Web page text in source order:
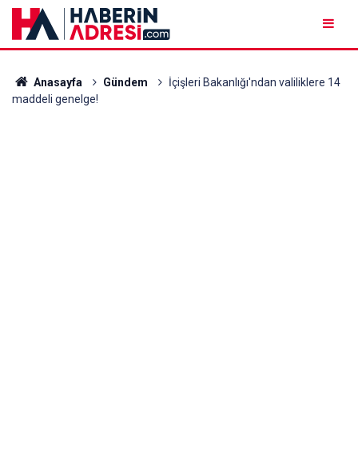
Anasayfa Gündem
İçişleri Bakanlığı'ndan valiliklere 14
maddeli genelge!